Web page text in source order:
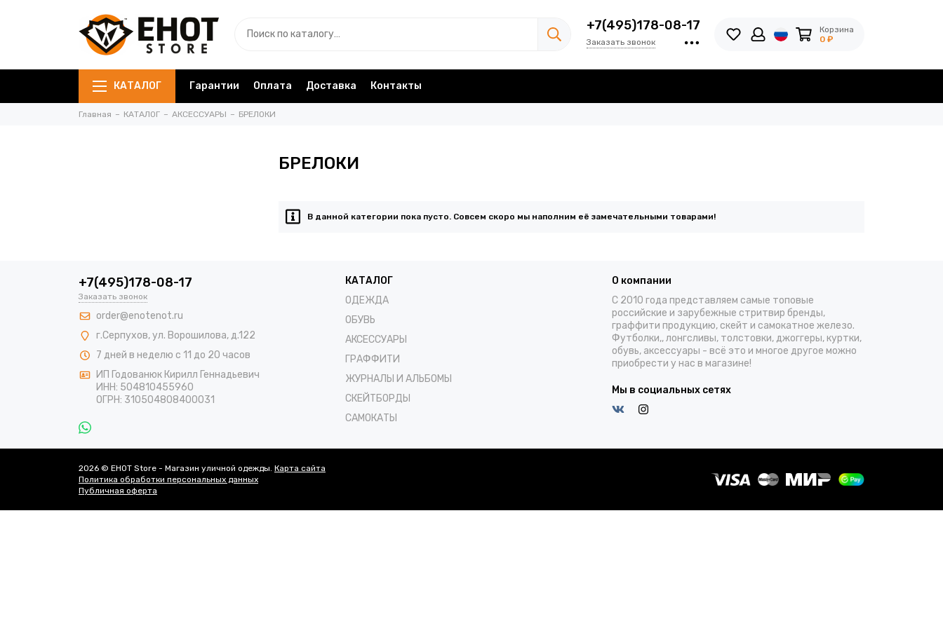
+7(495)178-08-17
Заказать звонок
Корзина
0 ₽
КАТАЛОГ Гарантии Оплата Доставка Контакты
Главная КАТАЛОГ АКСЕССУАРЫ БРЕЛОКИ
БРЕЛОКИ
В данной категории пока пусто. Совсем скоро мы наполним её замечательными товарами!
+7(495)178-08-17
Заказать звонок
order@enotenot.ru
г.Серпухов, ул. Ворошилова, д.122
7 дней в неделю с 11 до 20 часов
ИП Годованюк Кирилл Геннадьевич
ИНН: 504810455960
ОГРН: 310504808400031
КАТАЛОГ
ОДЕЖДА
ОБУВЬ
АКСЕССУАРЫ
ГРАФФИТИ
ЖУРНАЛЫ И АЛЬБОМЫ
СКЕЙТБОРДЫ
САМОКАТЫ
О компании
С 2010 года представляем самые топовые
российские и зарубежные стритвир бренды,
граффити продукцию, скейт и самокатное железо.
Футболки,, лонгсливы, толстовки, джоггеры, куртки,
обувь, аксессуары - всё это и многое другое можно
приобрести у нас в магазине!
Мы в социальных сетях
2026 © EHOT Store - Магазин уличной одежды. Карта сайта
Политика обработки персональных данных
Публичная оферта